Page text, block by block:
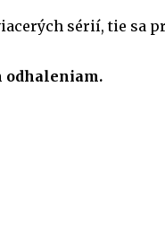
sérií, tie sa
odhaleniam.